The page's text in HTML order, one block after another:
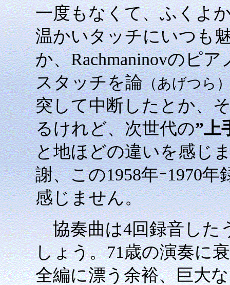
一度もなくて、ふくよ
温かいタッチにいつも
か、Rachmaninovのピ
スタッチを論（あげつら
突して中断したとか、
るけれど、次世代の”上
と地ほどの違いを感じ
謝、この1958年ｰ1970
感じません。
協奏曲は4回録音した
しょう。71歳の演奏に
全編に漂う余裕、巨大